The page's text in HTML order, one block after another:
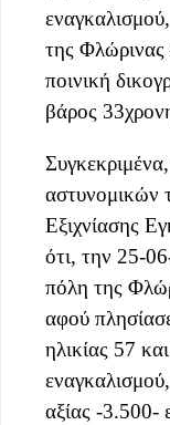
της Φλώρινας
ποινική
βάρος
αστυνομικών
Εξιχνίασης
ότι, την 25-
πόλη της
αφού
ηλικίας 57
αξίας -3.500-